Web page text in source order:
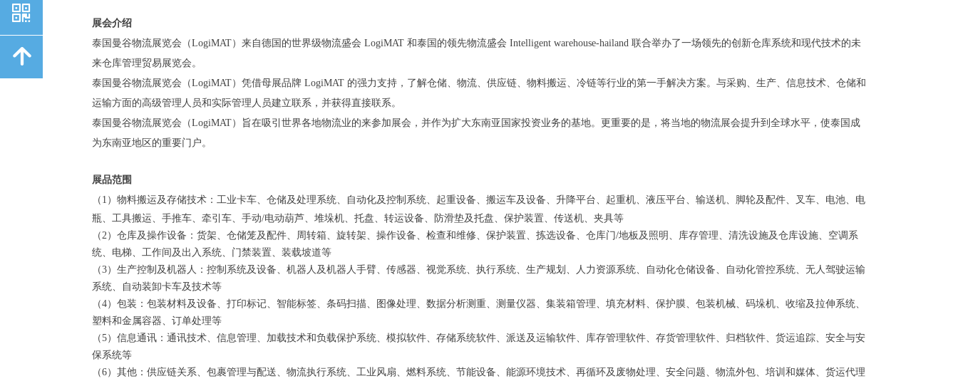
展会介绍
泰国曼谷物流展览会（LogiMAT）来自德国的世界级物流盛会 LogiMAT 和泰国的领先物流盛会 Intelligent warehouse-hailand 联合举办了一场领先的创新仓库系统和现代技术的未
来仓库管理贸易展览会。
泰国曼谷物流展览会（LogiMAT）凭借母展品牌 LogiMAT 的强力支持，了解仓储、 物流、供应链、物料搬运、冷链等行业的第一手解决方案。与采购、生产、信息技术、仓储和
运输方面的高级管理人员和实际管理人员建立联系，并获得直接联系。
泰国曼谷物流展览会（LogiMAT）旨在吸引世界各地物流业的来参加展会，并作为扩大东南亚国家投资业务的基地。更重要的是，将当地的物流展会提升到全球水平，使泰国成
为东南亚地区的重要门户。
展品范围
（ 1）物料搬运及存储技术：工业卡车、仓储及处理系统、自动化及控制系统、 起重设备、搬运车及设备、升降平台、起重机、液压平台、输送机、脚轮及配件、叉车、电池、电
瓶、工具搬运、手推车、牵引车、手动/电动葫芦、堆垛机、 托盘、转运设备、防滑垫及托盘、保护装置、传送机、夹具等
（2）仓库及操作设备：货架、仓储笼及配件、周转箱、旋转架、操作设备、检查和维修、保护装置、拣选设备、仓库门/地板及照明、库存管理、清洗设施及仓库设施、空调系
统、电梯、工作间及出入系统、门禁装置、装载坡道等
（3）生产控制及机器人：控制系统及设备、机器人及机器人手臂、传感器、视觉系统、执行系统、生产规划、人力资源系统、自动化仓储设备、自动化管控系统、无人驾驶运输
系统、自动装卸卡车及技术等
（4）包装：包装材料及设备、打印标记、智能标签、条码扫描、图像处理、数据分析测重、测量仪器、集装箱管理、填充材料、保护膜、包装机械、码垛机、 收缩及拉伸系统、
塑料和金属容器、订单处理等
（5）信息通讯：通讯技术、信息管理、加载技术和负载保护系统、模拟软件、 存储系统软件、派送及运输软件、库存管理软件、存货管理软件、归档软件、 货运追踪、安全与安
保系统等
（6）其他：供应链关系、包裹管理与配送、物流执行系统、工业风扇、燃料系统、节能设备、能源环境技术、再循环及废物处理、安全问题、物流外包、培训和媒体、货运代理
낃
녕